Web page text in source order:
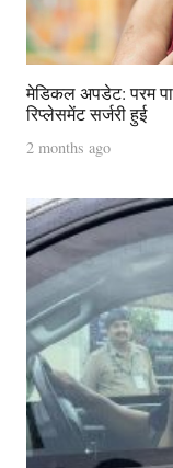
मेडिकल अपडेट: परम
रिप्लेसमेंट सर्जरी हुई
2 months ago